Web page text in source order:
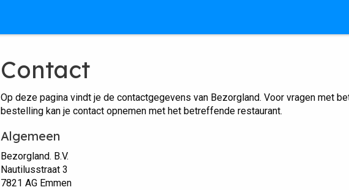
Contact
Op deze pagina vindt je de contactgegevens van Bezorgland. Voor vragen met
bestelling kan je contact opnemen met het betreffende restaurant.
Algemeen
Bezorgland. B.V.
Nautilusstraat 3
7821 AG Emmen